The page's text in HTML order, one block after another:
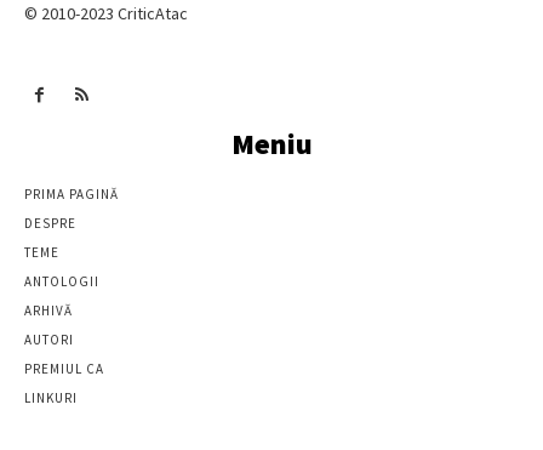
© 2010-2023 CriticAtac
Meniu
PRIMA PAGINĂ
DESPRE
TEME
ANTOLOGII
ARHIVĂ
AUTORI
PREMIUL CA
LINKURI